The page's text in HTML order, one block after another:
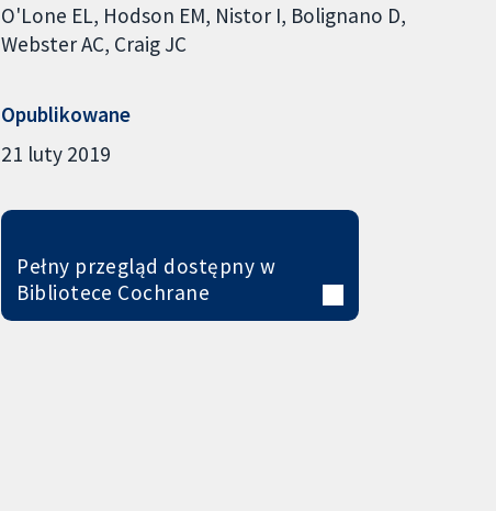
O'Lone EL Hodson EM Nistor I Bolignano D
Webster AC Craig JC
Opublikowane
21 luty 2019
Pełny przegląd dostępny w
Bibliotece Cochrane